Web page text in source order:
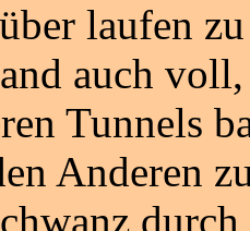
laufen
auch
Tunnels
Anderen